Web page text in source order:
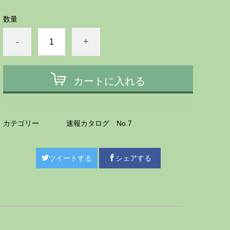
数量
- +
カートに入れる
カテゴリー 速報カタログ No.7
ツイートする シェアする